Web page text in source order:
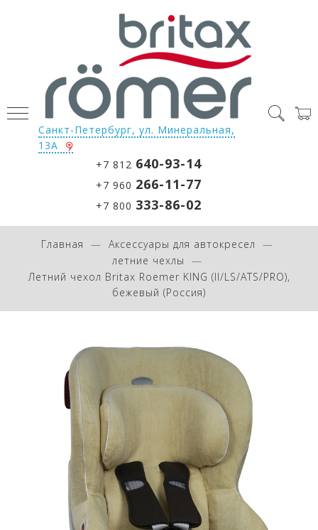
Санкт-Петербург, ул. Минеральная,
13А
+7 812 640-93-14
+7 960 266-11-77
+7 800 333-86-02
Главная
Аксессуары для автокресел
летние чехлы
Летний чехол Britax Roemer KING (II/LS/ATS/PRO),
бежевый (Россия)